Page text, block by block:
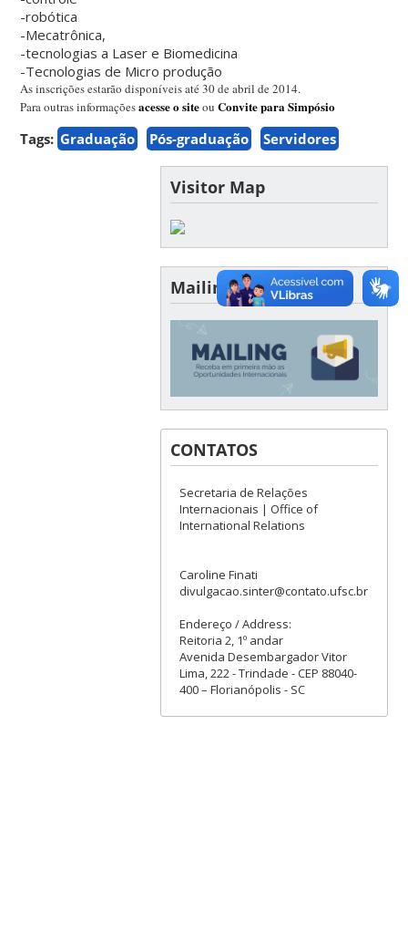
-robótica
-Mecatrônica,
-tecnologias a Laser e Biomedicina
-Tecnologias de Micro produção
As inscrições estarão disponíveis até 30 de abril de 2014.
Para outras informaçõesacesse o siteouConvite para Simpósio
Tags: Graduação Pós-graduação Servidores
Visitor Map
Mailing da SINTER
CONTATOS
Secretaria de Relações
Internacionais | Office of
International Relations
Caroline Finati
divulgacao.sinter@contato.ufsc.br
Endereço / Address:
Reitoria 2, 1º andar
Avenida Desembargador Vitor
Lima, 222 - Trindade - CEP 88040-
400 – Florianópolis - SC